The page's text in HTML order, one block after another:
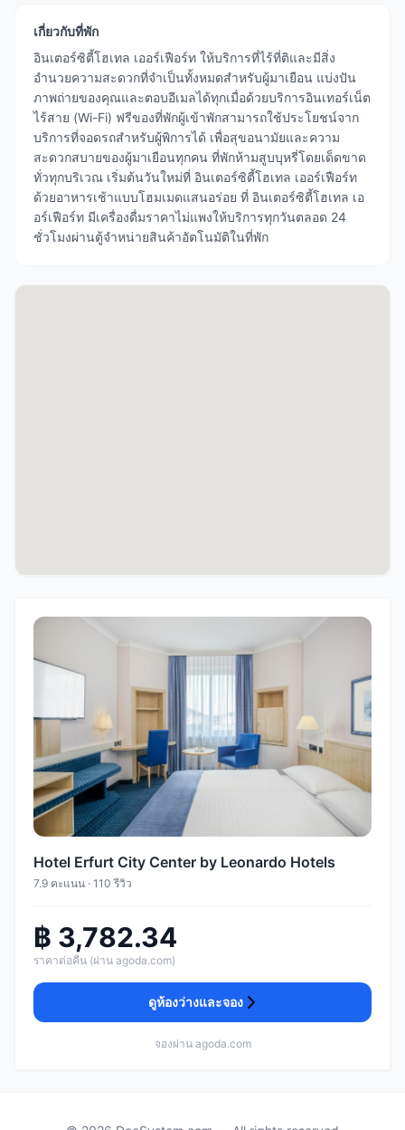
เกี่ยวกับที่พัก
อินเตอร์ซิตี้โฮเทล เออร์เฟือร์ท ให้บริการที่ไร้ที่ติและมีสิ่ง
อำนวยความสะดวกที่จำเป็นทั้งหมดสำหรับผู้มาเยือน แบ่งปัน
ภาพถ่ายของคุณและตอบอีเมลได้ทุกเมื่อด้วยบริการอินเทอร์เน็ต
ไร้สาย (Wi-Fi) ฟรีของที่พักผู้เข้าพักสามารถใช้ประโยชน์จาก
บริการที่จอดรถสำหรับผู้พิการได้ เพื่อสุขอนามัยและความ
สะดวกสบายของผู้มาเยือนทุกคน ที่พักห้ามสูบบุหรี่โดยเด็ดขาด
ทั่วทุกบริเวณ เริ่มต้นวันใหม่ที่ อินเตอร์ซิตี้โฮเทล เออร์เฟือร์ท
ด้วยอาหารเช้าแบบโฮมเมดแสนอร่อย ที่ อินเตอร์ซิตี้โฮเทล เอ
อร์เฟือร์ท มีเครื่องดื่มราคาไม่แพงให้บริการทุกวันตลอด 24
ชั่วโมงผ่านตู้จำหน่ายสินค้าอัตโนมัติในที่พัก
Hotel Erfurt City Center by Leonardo Hotels
7.9 คะแนน · 110 รีวิว
฿ 3,782.34
ราคาต่อคืน (ผ่าน agoda.com)
ดูห้องว่างและจอง
จองผ่าน agoda.com